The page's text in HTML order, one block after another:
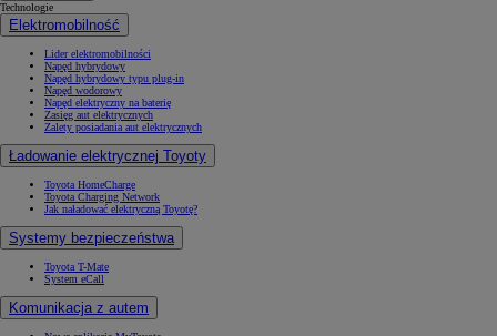
Technologie
Elektromobilność
Lider elektromobilności
Napęd hybrydowy
Napęd hybrydowy typu plug-in
Napęd wodorowy
Napęd elektryczny na baterię
Zasięg aut elektrycznych
Zalety posiadania aut elektrycznych
Ładowanie elektrycznej Toyoty
Toyota HomeCharge
Toyota Charging Network
Jak naładować elektryczną Toyotę?
Systemy bezpieczeństwa
Toyota T-Mate
System eCall
Komunikacja z autem